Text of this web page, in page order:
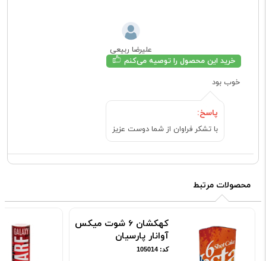
علیرضا ربیعی
خرید این محصول را توصیه می‌کنم
خوب بود
پاسخ:
با تشکر فراوان از شما دوست عزیز
محصولات مرتبط
کهکشان 6 شوت میکس
آوانار پارسیان
کد: 105014